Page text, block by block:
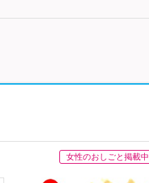
女性のおしごと掲載中